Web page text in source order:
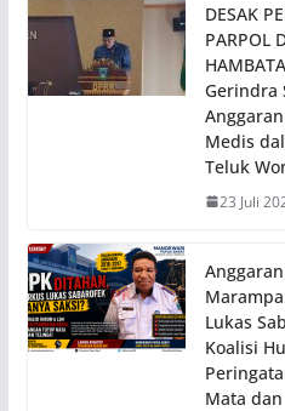
DESAK
PARPOL
Gerindra
Medis
Teluk
23 Juli
Lukas
Koalisi
Mata